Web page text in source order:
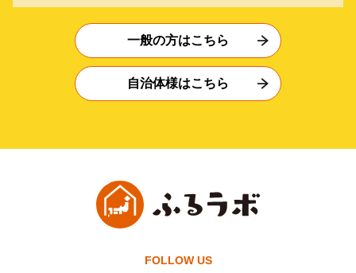
一般の方はこちら
自治体様はこちら
FOLLOW US